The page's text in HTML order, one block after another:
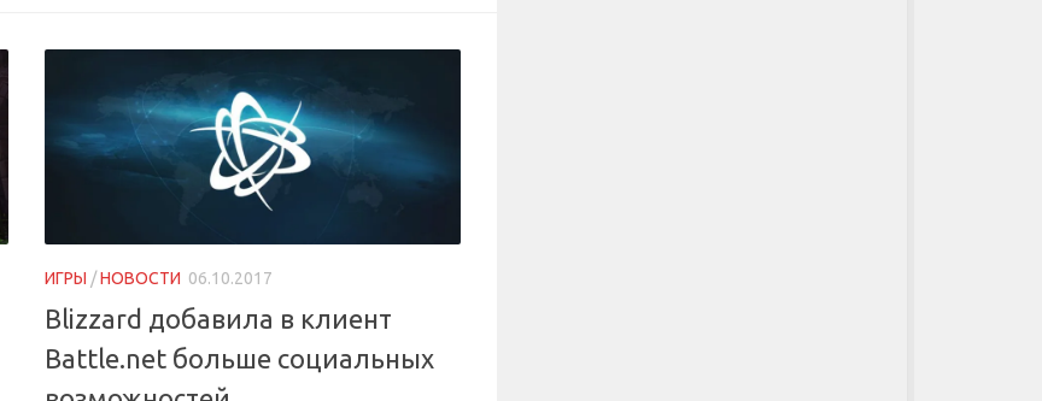
ИГРЫ /НОВОСТИ 06.10.2017
Blizzard добавила в клиент
Battle.net больше социальных